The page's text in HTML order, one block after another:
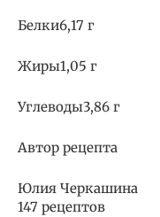
Белки6,17 г
Жиры1,05 г
Углеводы3,86 г
Автор рецепта
Юлия Черкашина
147 рецептов